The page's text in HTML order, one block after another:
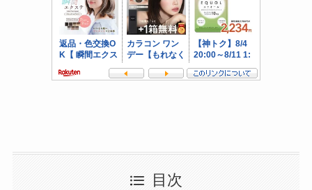
目次